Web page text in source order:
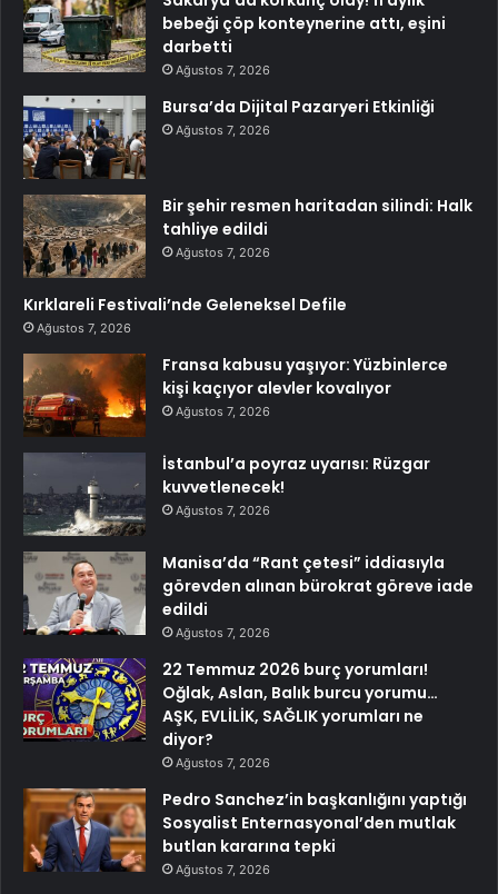
bebeği çöp konteynerine attı, eşini
darbetti
Ağustos 7, 2026
Bursa’da Dijital Pazaryeri Etkinliği
Ağustos 7, 2026
Bir şehir resmen haritadan silindi: Halk
tahliye edildi
Ağustos 7, 2026
Kırklareli Festivali’nde Geleneksel Defile
Ağustos 7, 2026
Fransa kabusu yaşıyor: Yüzbinlerce
kişi kaçıyor alevler kovalıyor
Ağustos 7, 2026
İstanbul’a poyraz uyarısı: Rüzgar
kuvvetlenecek!
Ağustos 7, 2026
Manisa’da “Rant çetesi” iddiasıyla
görevden alınan bürokrat göreve iade
edildi
Ağustos 7, 2026
22 Temmuz 2026 burç yorumları!
Oğlak, Aslan, Balık burcu yorumu…
AŞK, EVLİLİK, SAĞLIK yorumları ne
diyor?
Ağustos 7, 2026
Pedro Sanchez’in başkanlığını yaptığı
Sosyalist Enternasyonal’den mutlak
butlan kararına tepki
Ağustos 7, 2026